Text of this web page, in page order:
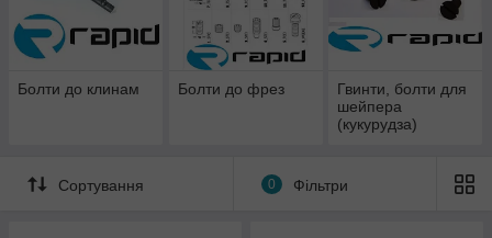
Болти до клинам Болти до фрез
Гвинти, болти для
шейпера
(кукурудза)
Сортування 0 Фільтри